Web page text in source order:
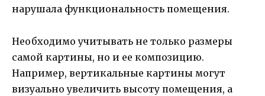
нарушала функциональность помещения.
Необходимо учитывать не только размеры
самой картины, но и ее композицию.
Например, вертикальные картины могут
визуально увеличить высоту помещения, а